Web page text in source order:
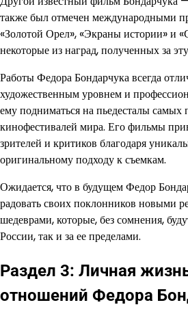
также был отмечен международными
«Золотой Орел», «Экраны истории» и
некоторые из наград, полученных за
Работы Федора Бондарчука всегда
художественным уровнем и
ему подниматься на пьедесталы
кинофестивалей мира. Его фильмы
зрителей и критиков благодаря
оригинальному подходу к съемкам.
Ожидается, что в будущем Федор
радовать своих поклонников новыми
шедеврами, которые, без сомнения,
России, так и за ее пределами.
Раздел 3: Личная
отношений Федора